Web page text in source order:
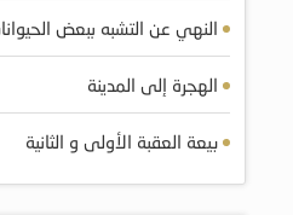
النهي عن التشبه ببعض
الهجرة إلى المدينة
بيعة العقبة الأولى و الثانية